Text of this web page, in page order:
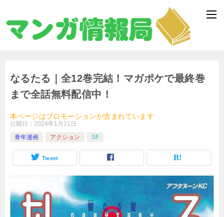
なるたる｜全12巻完結！マガポケで最終巻
まで全話無料配信中！
本ページはプロモーションが含まれています
公開日： 2024年1月21日
青年漫画
アクション SF
Tweet